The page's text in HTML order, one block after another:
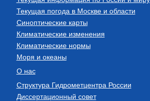
Текущая погода в Москве и области
Синоптические карты
Климатические изменения
Климатические нормы
Моря и океаны
О нас
Структура Гидрометцентра России
Диссертационный совет